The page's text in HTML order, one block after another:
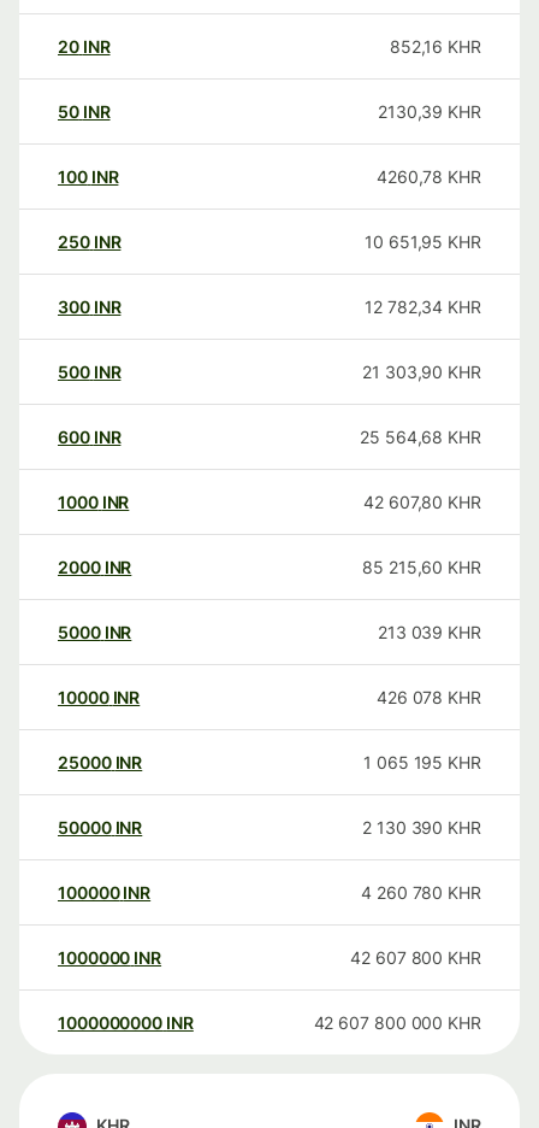
20 INR 852,16 KHR
50 INR 2130,39 KHR
100 INR 4260,78 KHR
250 INR 10 651,95 KHR
300 INR 12 782,34 KHR
500 INR 21 303,90 KHR
600 INR 25 564,68 KHR
1000 INR 42 607,80 KHR
2000 INR 85 215,60 KHR
5000 INR 213 039 KHR
10000 INR 426 078 KHR
25000 INR 1 065 195 KHR
50000 INR 2 130 390 KHR
100000 INR 4 260 780 KHR
1000000 INR 42 607 800 KHR
1000000000 INR 42 607 800 000 KHR